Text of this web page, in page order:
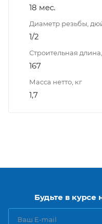
18 мес.
Диаметр резьбы,
1/2
Строительная
167
Масса нетто, кг
1,7
Будьте в